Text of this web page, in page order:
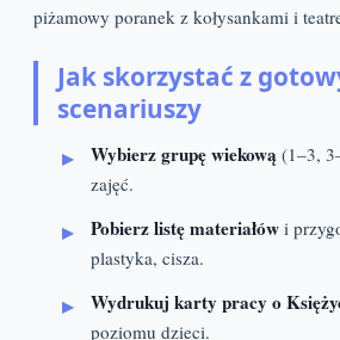
piżamowy poranek z kołysankami i
Jak skorzystać z
scenariuszy
Wybierz grupę wiekową (1–3,
zajęć.
Pobierz listę materiałów i
plastyka, cisza.
Wydrukuj karty pracy o
poziomu dzieci.